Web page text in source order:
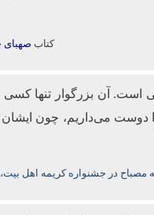
کتاب صهبای
است. آن بزرگوار تنها
دوست می‌داریم، چون ایشان
در جشنواره کریمه اهل بیت،